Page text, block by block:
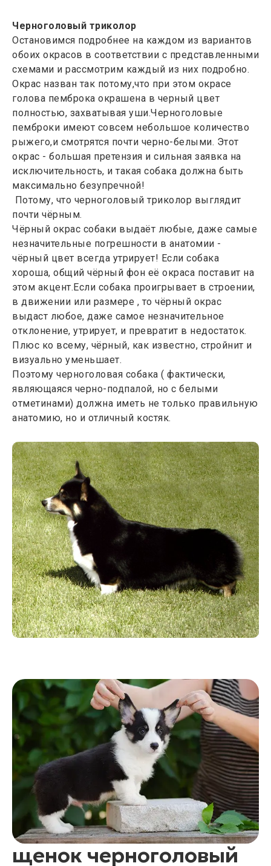
Черноголовый триколор
Остановимся подробнее на каждом из вариантов
обоих окрасов в соответствии с представленными
схемами и рассмотрим каждый из них подробно.
Окрас назван так потому,что при этом окрасе
голова пемброка окрашена в черный цвет
полностью, захватывая уши.Черноголовые
пемброки имеют совсем небольшое количество
рыжего,и смотрятся почти черно-белыми. Этот
окрас - большая претензия и сильная заявка на
исключительность, и такая собака должна быть
максимально безупречной!
Потому, что черноголовый триколор выглядит
почти чёрным.
Чёрный окрас собаки выдаёт любые, даже самые
незначительные погрешности в анатомии -
чёрный цвет всегда утрирует! Если собака
хороша, общий чёрный фон её окраса поставит на
этом акцент.Если собака проигрывает в строении,
в движении или размере , то чёрный окрас
выдаст любое, даже самое незначительное
отклонение, утрирует, и превратит в недостаток.
Плюс ко всему, чёрный, как известно, стройнит и
визуально уменьшает.
Поэтому черноголовая собака ( фактически,
являющаяся черно-подпалой, но с белыми
отметинами) должна иметь не только правильную
анатомию, но и отличный костяк.
щенок черноголовый
триколор
Чтобы убедиться в том,
что щенок точно
черноголовый триколор,
нужно посмотреть на его
уши с внутренней
стороны. Если они имеют
чёрный кант - щенок
черноголовый. Если
изнутри ухо щенка
обычного, розового цвета,
то это корги просто
трехцветного окраса. Для
того, чтобы в помёте
появился черноголовый
щенок, предки такого
со стороны отца, так и со
стороны матери.